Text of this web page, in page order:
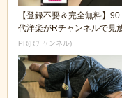
【登録不要＆完全無料】
代洋楽がRチャンネルで見
PR(Rチャンネル)